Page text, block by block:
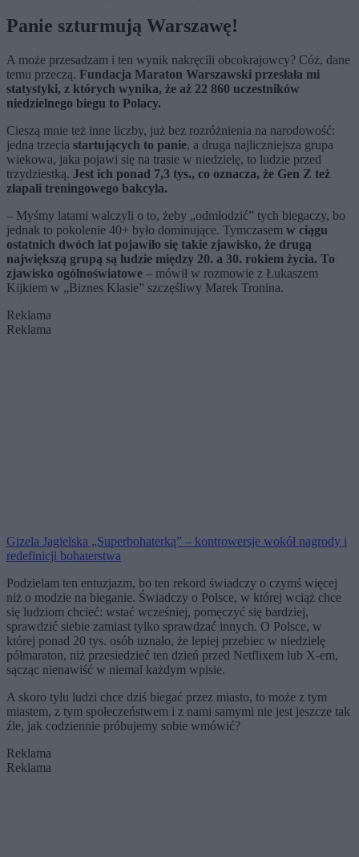
Panie szturmują Warszawę!
A może przesadzam i ten wynik nakręcili obcokrajowcy? Cóż, dane
temu przeczą. Fundacja Maraton Warszawski przesłała mi
statystyki, z których wynika, że aż 22 860 uczestników
niedzielnego biegu to Polacy.
Cieszą mnie też inne liczby, już bez rozróżnienia na narodowość:
jedna trzecia startujących to panie, a druga najliczniejsza grupa
wiekowa, jaka pojawi się na trasie w niedzielę, to ludzie przed
trzydziestką. Jest ich ponad 7,3 tys., co oznacza, że Gen Z też
złapali treningowego bakcyla.
– Myśmy latami walczyli o to, żeby „odmłodzić” tych biegaczy, bo
jednak to pokolenie 40+ było dominujące. Tymczasem w ciągu
ostatnich dwóch lat pojawiło się takie zjawisko, że drugą
największą grupą są ludzie między 20. a 30. rokiem życia. To
zjawisko ogólnoświatowe – mówił w rozmowie z Łukaszem
Kijkiem w „Biznes Klasie” szczęśliwy Marek Tronina.
Reklama
Reklama
Gizela Jagielska „Superbohaterką” – kontrowersje wokół nagrody i
redefinicji bohaterstwa
Podzielam ten entuzjazm, bo ten rekord świadczy o czymś więcej
niż o modzie na bieganie. Świadczy o Polsce, w której wciąż chce
się ludziom chcieć: wstać wcześniej, pomęczyć się bardziej,
sprawdzić siebie zamiast tylko sprawdzać innych. O Polsce, w
której ponad 20 tys. osób uznało, że lepiej przebiec w niedzielę
półmaraton, niż przesiedzieć ten dzień przed Netflixem lub X-em,
sącząc nienawiść w niemal każdym wpisie.
A skoro tylu ludzi chce dziś biegać przez miasto, to może z tym
miastem, z tym społeczeństwem i z nami samymi nie jest jeszcze tak
źle, jak codziennie próbujemy sobie wmówić?
Reklama
Reklama